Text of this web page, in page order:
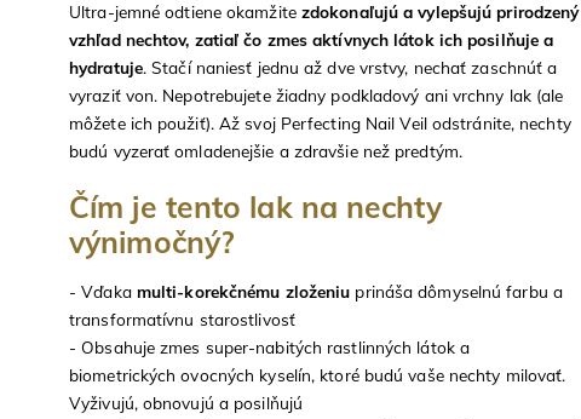
Ultra-jemné odtiene okamžitezdokonaľujú a vylepšujú prirodzený
vzhľad nechtov, zatiaľ čo zmes aktívnych látok ich posilňuje a
hydratuje. Stačí naniesť jednu až dve vrstvy, nechať zaschnúť a
vyraziť von. Nepotrebujete žiadny podkladový ani vrchny lak (ale
môžete ich použiť). Až svoj Perfecting Nail Veil odstránite, nechty
budú vyzerať omladenejšie a zdravšie než predtým.
Čím je tento lak na nechty
výnimočný?
- Vďaka multi-korekčnému zloženiu prináša dômyselnú farbu a
transformatívnu starostlivosť
- Obsahuje zmes super-nabitých rastlinných látok a
biometrických ovocných kyselín, ktoré budú vaše nechty milovať.
Vyživujú, obnovujú a posilňujú